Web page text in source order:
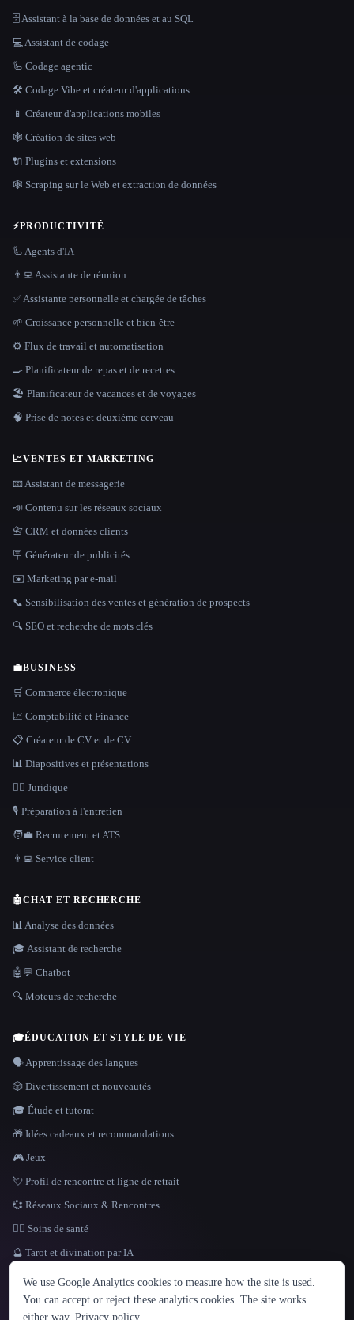
LANGUE
English español Français Русский 简体中文
Hindi
🗄️ Assistant à la base de données et au SQL
💻 Assistant de codage
🦾 Codage agentic
🛠️ Codage Vibe et créateur d'applications
📱 Créateur d'applications mobiles
🕸 Création de sites web
🔌 Plugins et extensions
🕸️ Scraping sur le Web et extraction de données
⚡PRODUCTIVITÉ
🦾 Agents d'IA
👨‍💻 Assistante de réunion
✅ Assistante personnelle et chargée de tâches
🌱 Croissance personnelle et bien-être
⚙️ Flux de travail et automatisation
🍳 Planificateur de repas et de recettes
🏖 Planificateur de vacances et de voyages
🧠 Prise de notes et deuxième cerveau
📈VENTES ET MARKETING
📧 Assistant de messagerie
📣 Contenu sur les réseaux sociaux
📇 CRM et données clients
🪧 Générateur de publicités
✉️ Marketing par e-mail
📞 Sensibilisation des ventes et génération de prospects
🔍 SEO et recherche de mots clés
💼BUSINESS
🛒 Commerce électronique
📈 Comptabilité et Finance
📋 Créateur de CV et de CV
📊 Diapositives et présentations
👩‍⚖️ Juridique
🎙️ Préparation à l'entretien
🧑‍💼 Recrutement et ATS
👨‍💻 Service client
🤖CHAT ET RECHERCHE
📊 Analyse des données
🎓 Assistant de recherche
🤖💬 Chatbot
🔍 Moteurs de recherche
🎓ÉDUCATION ET STYLE DE VIE
🗣️ Apprentissage des langues
🎲 Divertissement et nouveautés
🎓 Étude et tutorat
🎁 Idées cadeaux et recommandations
🎮 Jeux
💘 Profil de rencontre et ligne de retrait
💞 Réseaux Sociaux & Rencontres
👩‍⚕️ Soins de santé
🔮 Tarot et divination par IA
We use Google Analytics cookies to measure how the site is used.
You can accept or reject these analytics cookies. The site works
either way. Privacy policy.